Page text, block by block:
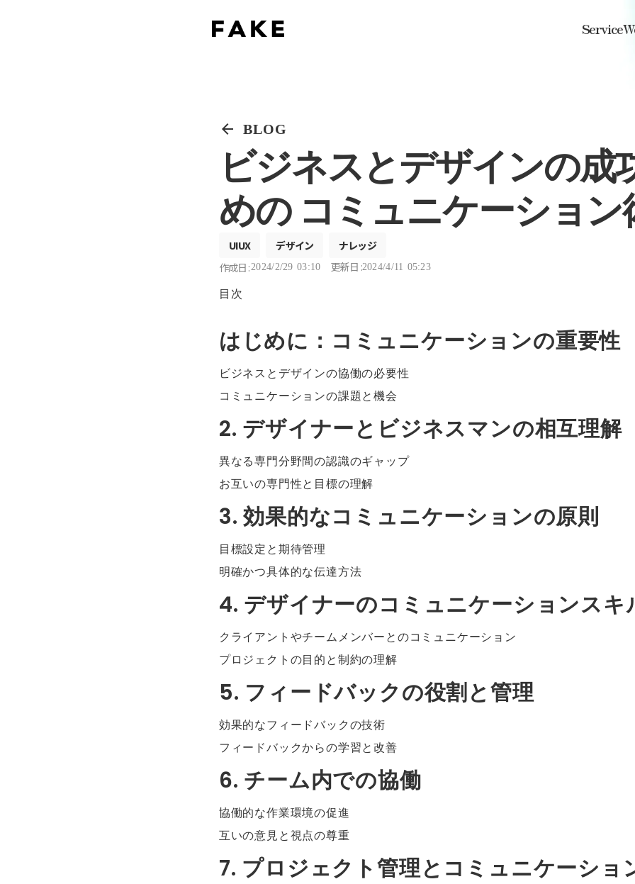
Service
arrow_back BLOG
ビジネスとデザインの成
めの コミュニケーション
UIUX デザイン
ナレッジ
作成日 :2024/2/29 03:10 更新日 :2024/4/11 05:23
目次
はじめに：コミュニケーションの重要性
ビジネスとデザインの協働の必要性
コミュニケーションの課題と機会
2. デザイナーとビジネスマンの相互理解
異なる専門分野間の認識のギャップ
お互いの専門性と目標の理解
3. 効果的なコミュニケーションの原則
目標設定と期待管理
明確かつ具体的な伝達方法
4. デザイナーのコミュニケーションスキ
クライアントやチームメンバーとのコミュニケーション
プロジェクトの目的と制約の理解
5. フィードバックの役割と管理
効果的なフィードバックの技術
フィードバックからの学習と改善
6. チーム内での協働
協働的な作業環境の促進
互いの意見と視点の尊重
7. プロジェクト管理とコミュニケーショ